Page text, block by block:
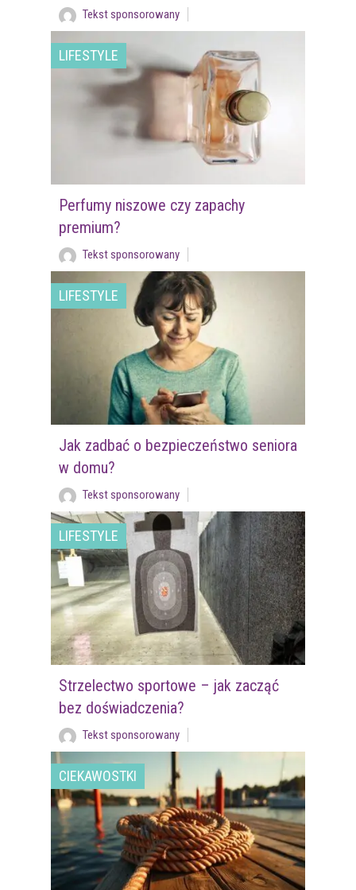
Tekst sponsorowany
LIFESTYLE
Perfumy niszowe czy zapachy
premium?
Tekst sponsorowany
LIFESTYLE
Jak zadbać o bezpieczeństwo seniora
w domu?
Tekst sponsorowany
LIFESTYLE
Strzelectwo sportowe – jak zacząć
bez doświadczenia?
Tekst sponsorowany
CIEKAWOSTKI